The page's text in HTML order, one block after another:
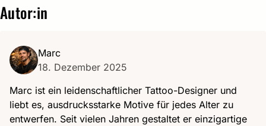
Autor:in
Marc
18. Dezember 2025
Marc ist ein leidenschaftlicher Tattoo-Designer und
liebt es, ausdrucksstarke Motive für jedes Alter zu
entwerfen. Seit vielen Jahren gestaltet er einzigartige